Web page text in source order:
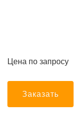
Цена по запросу
Заказать